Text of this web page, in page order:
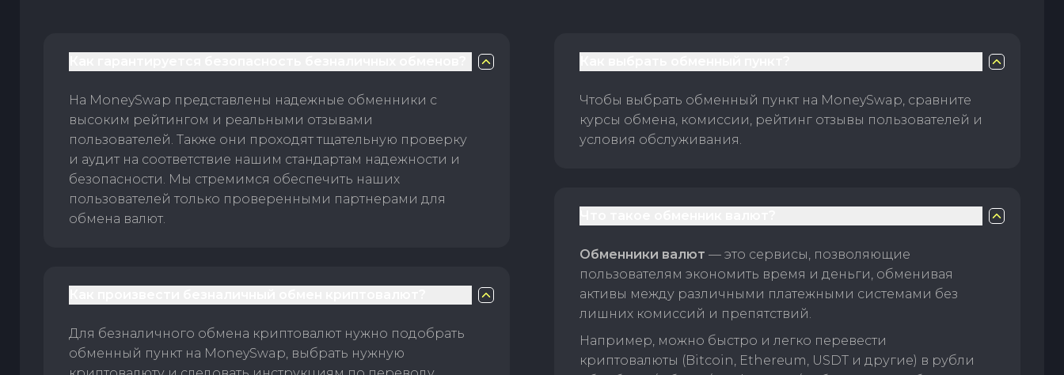
На MoneySwap представлены надежные обменники с
высоким рейтингом и реальными отзывами
пользователей. Также они проходят тщательную проверку
и аудит на соответствие нашим стандартам надежности и
безопасности. Мы стремимся обеспечить наших
пользователей только проверенными партнерами для
обмена валют.
Для безналичного обмена криптовалют нужно подобрать
обменный пункт на MoneySwap, выбрать нужную
Чтобы выбрать обменный пункт на MoneySwap, сравните
курсы обмена, комиссии, рейтинг отзывы пользователей и
условия обслуживания.
Обменники валют — это сервисы, позволяющие
пользователям экономить время и деньги, обменивая
активы между различными платежными системами без
лишних комиссий и препятствий.
Например, можно быстро и легко перевести
криптовалюты (Bitcoin, Ethereum, USDT и другие) в рубли